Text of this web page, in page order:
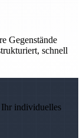
Gegenstände
schnell
Ihr individuelles